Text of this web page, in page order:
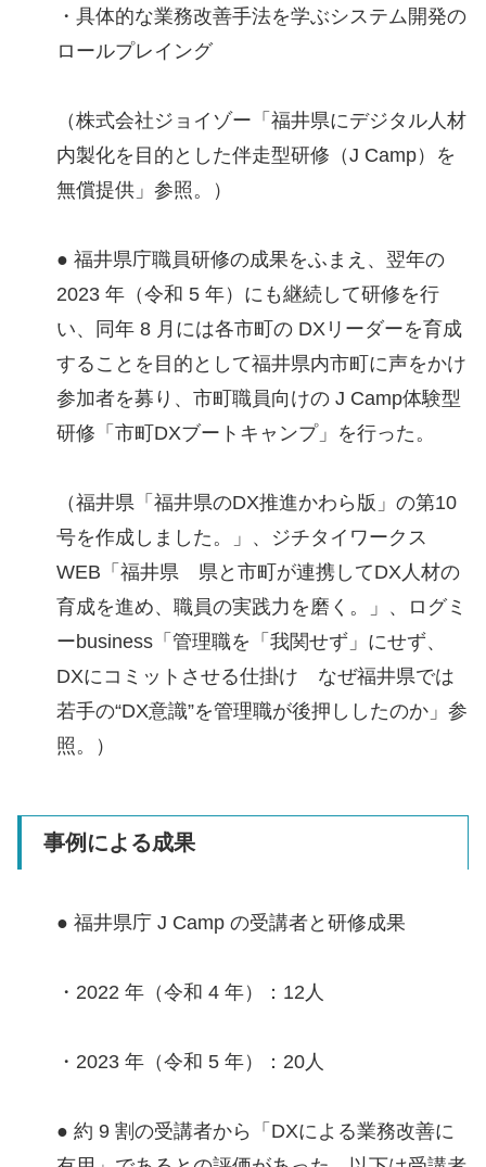
・具体的な業務改善手法を学ぶシステム開発の
ロールプレイング
（株式会社ジョイゾー「福井県にデジタル人材
内製化を目的とした伴走型研修（J Camp）を
無償提供」参照。）
● 福井県庁職員研修の成果をふまえ、翌年の
2023 年（令和 5 年）にも継続して研修を行
い、同年 8 月には各市町の DXリーダーを育成
することを目的として福井県内市町に声をかけ
参加者を募り、市町職員向けの J Camp体験型
研修「市町DXブートキャンプ」を行った。
（福井県「福井県のDX推進かわら版」の第10
号を作成しました。」、ジチタイワークス
WEB「福井県 県と市町が連携してDX人材の
育成を進め、職員の実践力を磨く。」、ログミ
ーbusiness「管理職を「我関せず」にせず、
DXにコミットさせる仕掛け なぜ福井県では
若手の“DX意識”を管理職が後押ししたのか」参
照。）
事例による成果
● 福井県庁 J Camp の受講者と研修成果
・2022 年（令和 4 年）：12人
・2023 年（令和 5 年）：20人
● 約 9 割の受講者から「DXによる業務改善に